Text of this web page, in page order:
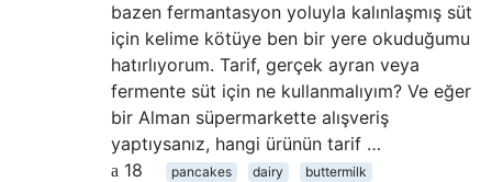
bazen fermantasyon yoluyla kalınlaşmış süt
için kelime kötüye ben bir yere okuduğumu
hatırlıyorum. Tarif, gerçek ayran veya
fermente süt için ne kullanmalıyım? Ve eğer
bir Alman süpermarkette alışveriş
yaptıysanız, hangi ürünün tarif …
18
pancakes dairy buttermilk